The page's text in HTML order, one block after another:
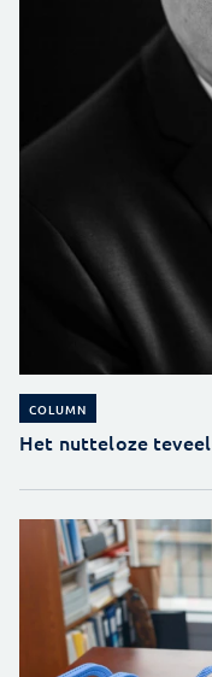
COLUMN
Het nutteloze teveel